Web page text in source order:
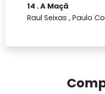
14 . A Maçã
Raul Seixas , Paulo